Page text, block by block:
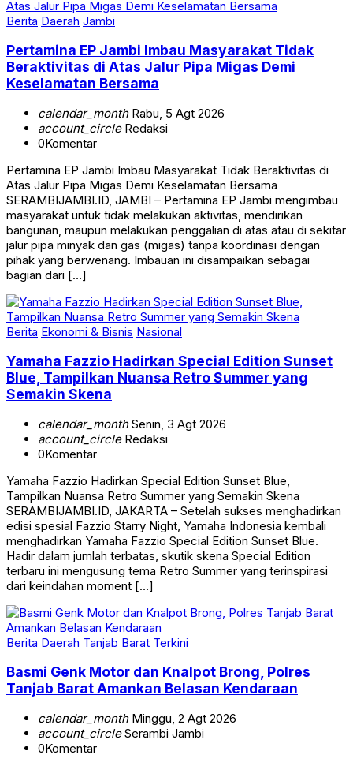
Berita Daerah Jambi
Pertamina EP Jambi Imbau Masyarakat Tidak
Beraktivitas di Atas Jalur Pipa Migas Demi
Keselamatan Bersama
calendar_monthRabu, 5 Agt 2026
account_circleRedaksi
0Komentar
Pertamina EP Jambi Imbau Masyarakat Tidak Beraktivitas di
Atas Jalur Pipa Migas Demi Keselamatan Bersama
SERAMBIJAMBI.ID, JAMBI – Pertamina EP Jambi mengimbau
masyarakat untuk tidak melakukan aktivitas, mendirikan
bangunan, maupun melakukan penggalian di atas atau di sekitar
jalur pipa minyak dan gas (migas) tanpa koordinasi dengan
pihak yang berwenang. Imbauan ini disampaikan sebagai
bagian dari […]
Berita Ekonomi & Bisnis Nasional
Yamaha Fazzio Hadirkan Special Edition Sunset
Blue, Tampilkan Nuansa Retro Summer yang
Semakin Skena
calendar_monthSenin, 3 Agt 2026
account_circleRedaksi
0Komentar
Yamaha Fazzio Hadirkan Special Edition Sunset Blue,
Tampilkan Nuansa Retro Summer yang Semakin Skena
SERAMBIJAMBI.ID, JAKARTA – Setelah sukses menghadirkan
edisi spesial Fazzio Starry Night, Yamaha Indonesia kembali
menghadirkan Yamaha Fazzio Special Edition Sunset Blue.
Hadir dalam jumlah terbatas, skutik skena Special Edition
terbaru ini mengusung tema Retro Summer yang terinspirasi
dari keindahan moment […]
Berita Daerah Tanjab Barat Terkini
Basmi Genk Motor dan Knalpot Brong, Polres
Tanjab Barat Amankan Belasan Kendaraan
calendar_monthMinggu, 2 Agt 2026
account_circleSerambi Jambi
0Komentar